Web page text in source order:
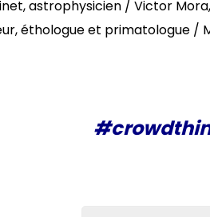
astrophysicien / Victor
éthologue et primatologue /